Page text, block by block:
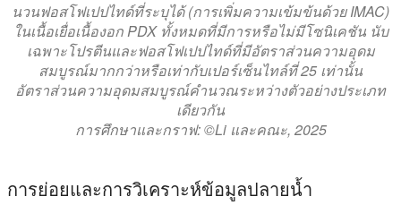
นวนฟอสโฟเปปไทด์ที่ระบุได้ (การเพิ่มความเข้มข้นด้วย IMAC)
ในเนื้อเยื่อเนื้องอก PDX ทั้งหมดที่มีการหรือไม่มีโซนิเคชัน นับ
เฉพาะโปรตีนและฟอสโฟเปปไทด์ที่มีอัตราส่วนความอุดม
สมบูรณ์มากกว่าหรือเท่ากับเปอร์เซ็นไทล์ที่ 25 เท่านั้น
อัตราส่วนความอุดมสมบูรณ์คำนวณระหว่างตัวอย่างประเภท
เดียวกัน
การศึกษาและกราฟ: ©Li และคณะ, 2025
การย่อยและการวิเคราะห์ข้อมูลปลายน้ำ